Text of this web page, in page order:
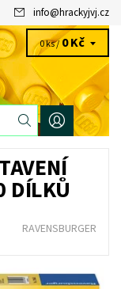
info@hrackyjvj.cz
0 ks /0 Kč
DÍLKŮ
RAVENSBURGER